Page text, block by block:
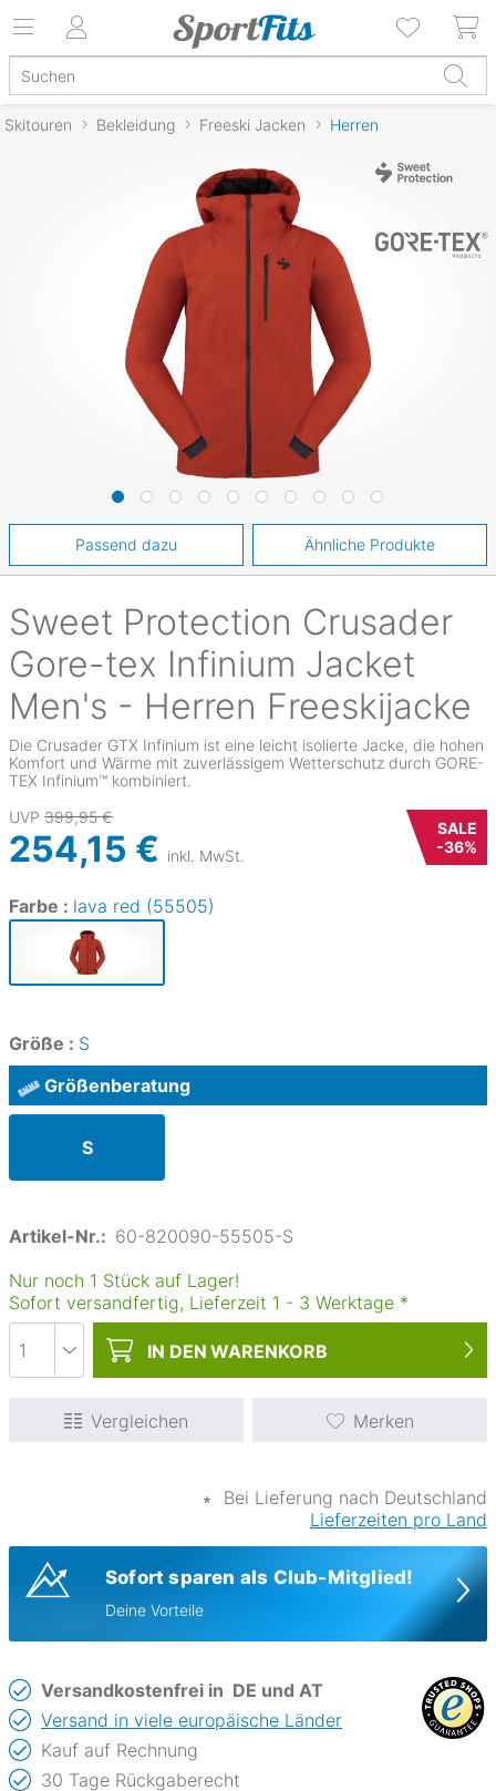
Skitouren Bekleidung Freeski Jacken Herren
Sweet Protection Crusader
Gore-tex Infinium Jacket
Men's - Herren Freeskijacke
Die Crusader GTX Infinium ist eine leicht isolierte Jacke, die hohen
Komfort und Wärme mit zuverlässigem Wetterschutz durch GORE-
TEX Infinium™ kombiniert.
UVP 399,95 €
254,15 € inkl. MwSt.
SALE
-36%
Farbe : lava red (55505)
Größe : S
Größenberatung
S
Artikel-Nr.: 60-820090-55505-S
Nur noch 1 Stück auf Lager!
Sofort versandfertig, Lieferzeit 1 - 3 Werktage *
IN DEN WARENKORB
Vergleichen Merken
∗
Bei Lieferung nach Deutschland
Lieferzeiten pro Land
Sofort sparen als Club-Mitglied!
Deine Vorteile
Passend dazu Ähnliche Produkte
Versandkostenfrei in DE und AT
Versand in viele europäische Länder
Kauf auf Rechnung
30 Tage Rückgaberecht